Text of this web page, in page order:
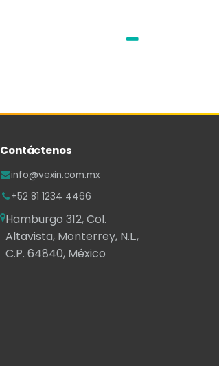
Contáctenos
info@vexin.com.mx
+52 81 1234 4466
Hamburgo 312, Col.
Altavista, Monterrey, N.L.,
C.P. 64840, México